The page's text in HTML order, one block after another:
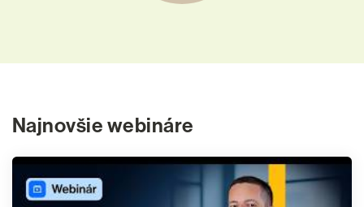
Najnovšie webináre